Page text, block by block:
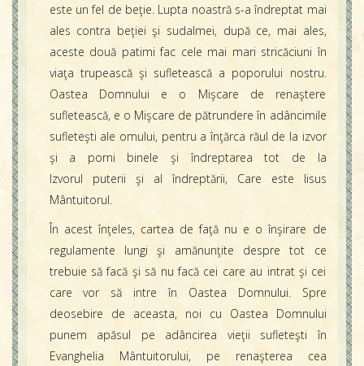
este un fel de beţie. Lupta noastră s-a îndreptat mai
ales contra beţiei şi sudalmei, după ce, mai ales,
aceste două patimi fac cele mai mari stricăciuni în
viaţa trupească şi sufletească a poporului nostru.
Oastea Domnului e o Mişcare de renaştere
sufletească, e o Mişcare de pătrundere în adâncimile
sufleteşti ale omului, pentru a înţărca răul de la izvor
şi a porni binele şi îndreptarea tot de la
Izvorul puterii şi al îndreptării, Care este Iisus
Mântuitorul.
În acest înţeles, cartea de faţă nu e o înşirare de
regulamente lungi şi amănunţite despre tot ce
trebuie să facă şi să nu facă cei care au intrat şi cei
care vor să intre în Oastea Domnului. Spre
deosebire de aceasta, noi cu Oastea Domnului
punem apăsul pe adâncirea vieţii sufleteşti în
Evanghelia Mântuitorului, pe renaşterea cea